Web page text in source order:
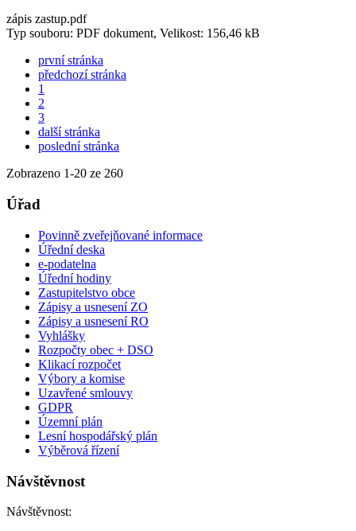
zápis zastup.pdf
Typ souboru: PDF dokument, Velikost: 156,46 kB
první stránka
předchozí stránka
1
2
3
další stránka
poslední stránka
Zobrazeno 1-20 ze 260
Úřad
Povinně zveřejňované informace
Úřední deska
e-podatelna
Úřední hodiny
Zastupitelstvo obce
Zápisy a usnesení ZO
Zápisy a usnesení RO
Vyhlášky
Rozpočty obec + DSO
Klikací rozpočet
Výbory a komise
Uzavřené smlouvy
GDPR
Územní plán
Lesní hospodářský plán
Výběrová řízení
Návštěvnost
Návštěvnost: